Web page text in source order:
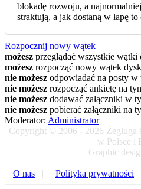
blokadę rozwoju, a
straktują, a jak dostaną w łapę to
Rozpocznij nowy wątek
możesz przeglądać wszystkie
możesz rozpocząć nowy wątek
nie możesz odpowiadać na posty
nie możesz rozpocząć ankietę na
nie możesz dodawać załączniki w
nie możesz pobierać załączniki na
Moderator: Administrator
Copyright © 2006 - 2026 Żegluga
w Polsce i
Graphic
O nas | Polityka prywatności